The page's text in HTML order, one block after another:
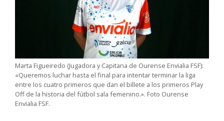
Marta Figueiredo (Jugadora y Capitana de Ourense Envialia FSF):
«Queremos luchar hasta el final para intentar terminar la liga
entre los cuatro primeros que dan el billete a los primeros Play
Off de la historia del fútbol sala femenino.». Foto Ourense
Envialia FSF.